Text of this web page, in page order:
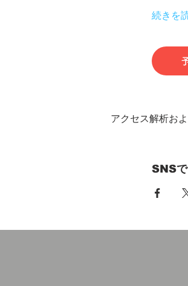
続きを
アクセス解析お
SNS